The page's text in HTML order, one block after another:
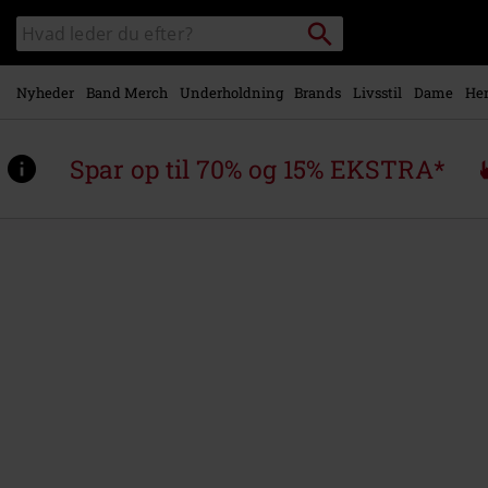
Gå til
hovedindhold
Søg
sortiment
Søg
Nyheder Band Merch Underholdning Brands Livsstil Dame
Spar op til 70% og 15% EKSTRA*